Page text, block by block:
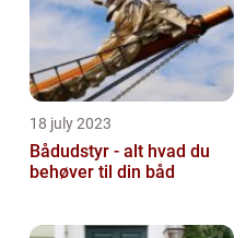
18 july 2023
Bådudstyr - alt hvad du
behøver til din båd